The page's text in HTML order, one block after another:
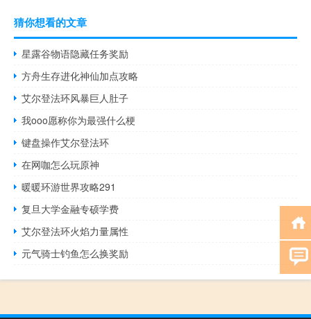
猜你想看的文章
星露谷物语隐藏任务奖励
方舟生存进化神仙加点攻略
艾尔登法环风暴巨人肚子
我ooo愿称你为最强什么梗
键盘操作艾尔登法环
在网咖怎么玩原神
暖暖环游世界攻略291
复旦大学金融专硕学费
艾尔登法环火焰力量属性
元气骑士钓鱼怎么换奖励